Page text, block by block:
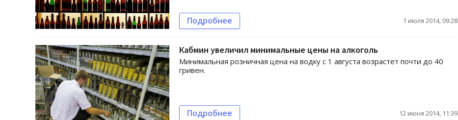
Подробнее 1 июля 2014, 09:28
Кабмин увеличил минимальные цены на алкоголь
Минимальная розничная цена на водку с 1 августа возрастет почти до 40
гривен.
Подробнее 12 июня 2014, 11:39